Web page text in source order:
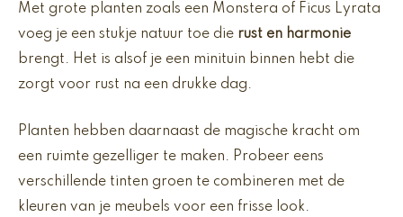
Met grote planten zoals een Monstera of Ficus Lyrata
voeg je een stukje natuur toe die rust en harmonie
brengt. Het is alsof je een minituin binnen hebt die
zorgt voor rust na een drukke dag.
Planten hebben daarnaast de magische kracht om
een ruimte gezelliger te maken. Probeer eens
verschillende tinten groen te combineren met de
kleuren van je meubels voor een frisse look.